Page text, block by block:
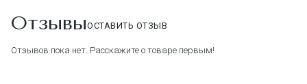
ОтзывыОСТАВИТЬ ОТЗЫВ
Отзывов пока нет. Расскажите о товаре первым!